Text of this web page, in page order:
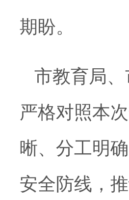
期盼。
市教育局
严格对照本
晰、分工明
安全防线，